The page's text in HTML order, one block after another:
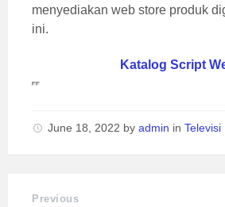
menyediakan web store produk
ini.
Katalog Script
June 18, 2022 by admin in Televisi
Previous